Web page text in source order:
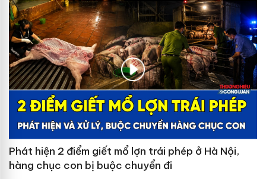
Phát hiện 2 điểm giết mổ lợn trái phép ở Hà Nội,
hàng chục con bị buộc chuyển đi